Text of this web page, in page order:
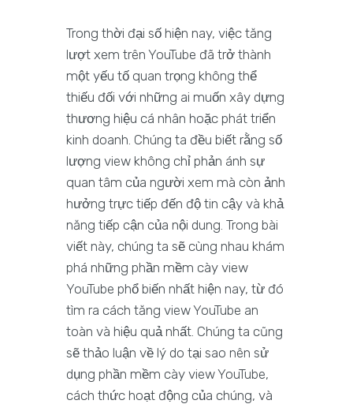
Trong thời đại số hiện nay, việc tăng
lượt xem trên YouTube đã trở thành
một yếu tố quan trọng không thể
thiếu đối với những ai muốn xây dựng
thương hiệu cá nhân hoặc phát triển
kinh doanh. Chúng ta đều biết rằng số
lượng view không chỉ phản ánh sự
quan tâm của người xem mà còn ảnh
hưởng trực tiếp đến độ tin cậy và khả
năng tiếp cận của nội dung. Trong bài
viết này, chúng ta sẽ cùng nhau khám
phá những phần mềm cày view
YouTube phổ biến nhất hiện nay, từ đó
tìm ra cách tăng view YouTube an
toàn và hiệu quả nhất. Chúng ta cũng
sẽ thảo luận về lý do tại sao nên sử
dụng phần mềm cày view YouTube,
cách thức hoạt động của chúng, và